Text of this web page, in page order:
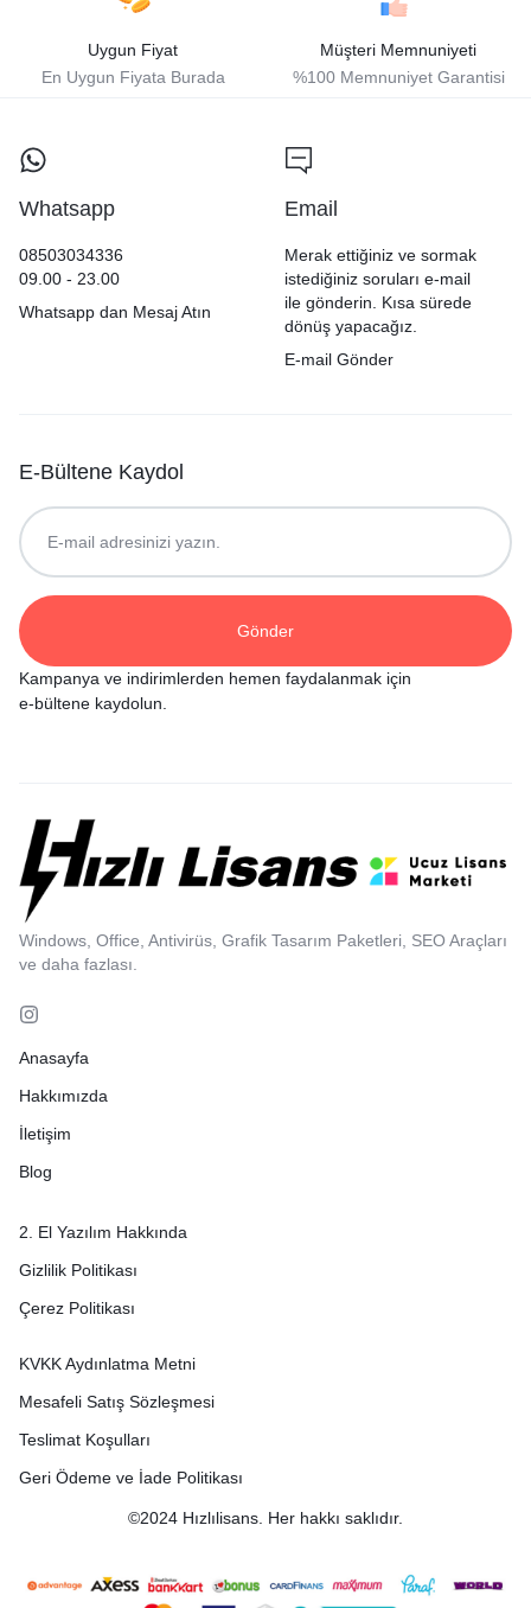
Uygun Fiyat
En Uygun Fiyata Burada
Müşteri Memnuniyeti
%100 Memnuniyet Garantisi
Whatsapp
08503034336
09.00 - 23.00
Whatsapp dan Mesaj Atın
Email
Merak ettiğiniz ve sormak
istediğiniz soruları e-mail
ile gönderin. Kısa sürede
dönüş yapacağız.
E-mail Gönder
E-Bültene Kaydol
Kampanya ve indirimlerden hemen faydalanmak için
e-bültene kaydolun.
Windows, Office, Antivirüs, Grafik Tasarım Paketleri, SEO Araçları
ve daha fazlası.
Anasayfa
Hakkımızda
İletişim
Blog
2. El Yazılım Hakkında
Gizlilik Politikası
Çerez Politikası
KVKK Aydınlatma Metni
Mesafeli Satış Sözleşmesi
Teslimat Koşulları
Geri Ödeme ve İade Politikası
©2024 Hızlılisans. Her hakkı saklıdır.